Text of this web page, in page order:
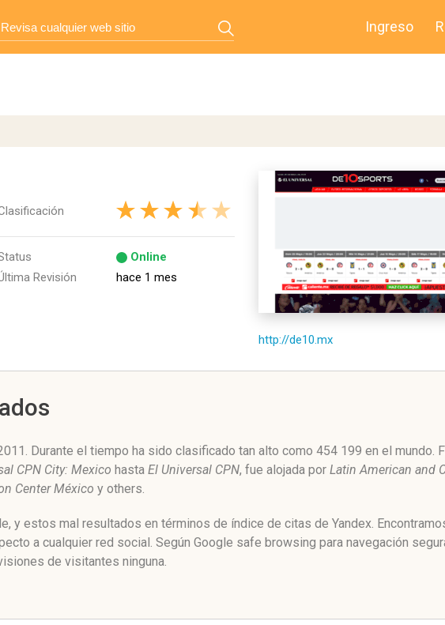
Ingreso
Online
Revisión
hace 1 mes
http://de10.mx
Durante el tiempo ha sido clasificado tan alto como 454 199 en el mundo.
CPN City: Mexico hasta El Universal CPN, fue alojada por Latin American and
Center México y others.
y estos mal resultados en términos de índice de citas de Yandex.
a cualquier red social. Según Google safe browsing para navegación
de visitantes ninguna.